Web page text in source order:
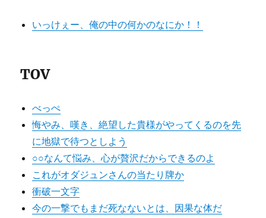
いっけぇー、俺の中の何かのなにか！！
TOV
べっぺ
悔やみ、嘆き、絶望した貴様がやってくるのを先
に地獄で待つとしよう
○○なんて悩み、心が贅沢だからできるのよ
これがオダジュンさんの当たり牌か
衝破一文字
今の一撃でもまだ死なないとは、因果な体だ